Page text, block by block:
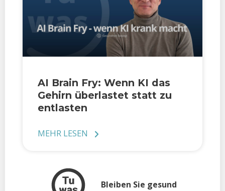
AI Brain Fry: Wenn KI das
Gehirn überlastet statt zu
entlasten
MEHR LESEN
Bleiben Sie gesund